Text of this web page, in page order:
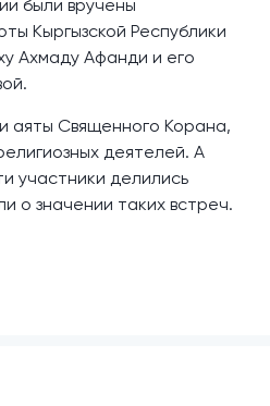
были вручены
Кыргызской Республики
Ахмаду Афанди и его
аяты Священного Корана,
деятелей. А
участники делились
о значении таких встреч.